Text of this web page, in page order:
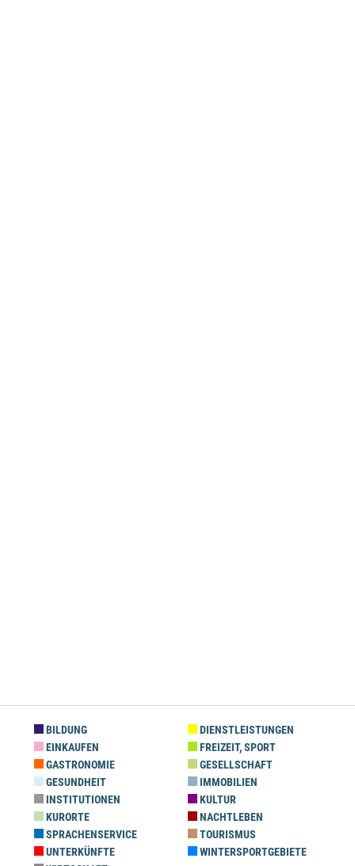
BILDUNG
DIENSTLEISTUNGEN
EINKAUFEN
FREIZEIT, SPORT
GASTRONOMIE
GESELLSCHAFT
GESUNDHEIT
IMMOBILIEN
INSTITUTIONEN
KULTUR
KURORTE
NACHTLEBEN
SPRACHENSERVICE
TOURISMUS
UNTERKÜNFTE
WINTERSPORTGEBIETE